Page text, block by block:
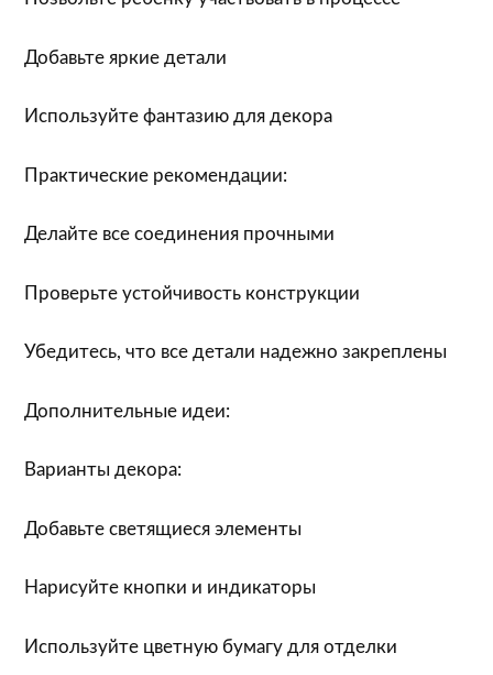
Добавьте яркие детали
Используйте фантазию для декора
Практические рекомендации:
Делайте все соединения прочными
Проверьте устойчивость конструкции
Убедитесь, что все детали надежно закреплены
Дополнительные идеи:
Варианты декора:
Добавьте светящиеся элементы
Нарисуйте кнопки и индикаторы
Используйте цветную бумагу для отделки